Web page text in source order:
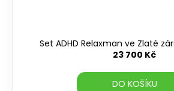
Set ADHD Relaxman ve Zlaté
23 700 Kč
DO KOŠÍKU